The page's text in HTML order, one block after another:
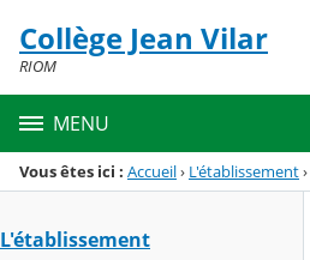
Menu de la rubrique
Contenu
Collège Jean Vilar
RIOM
MENU
Vous êtes ici : Accueil› L'établissement›
L'établissement